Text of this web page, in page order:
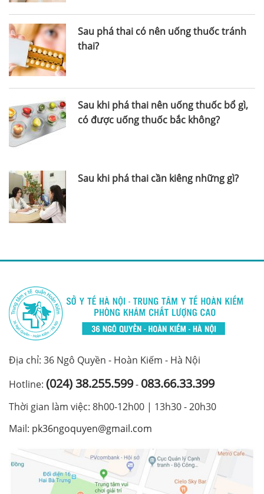
Sau phá thai có nên uống thuốc tránh
thai?
Sau khi phá thai nên uống thuốc bổ gì,
có được uống thuốc bắc không?
Sau khi phá thai cần kiêng những gì?
Địa chỉ: 36 Ngô Quyền - Hoàn Kiếm - Hà Nội
Hotline: (024) 38.255.599- 083.66.33.399
Thời gian làm việc: 8h00-12h00 | 13h30 - 20h30
Mail: pk36ngoquyen@gmail.com